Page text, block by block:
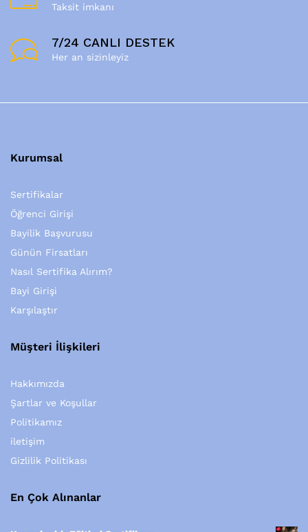
Taksit imkanı
7/24 CANLI DESTEK
Her an sizinleyiz
Kurumsal
Sertifikalar
Öğrenci Girişi
Bayilik Başvurusu
Günün Firsatları
Nasıl Sertifika Alırım?
Bayi Girişi
Karşılaştır
Müşteri İlişkileri
Hakkımızda
Şartlar ve Koşullar
Politikamız
iletişim
Gizlilik Politikası
En Çok Alınanlar